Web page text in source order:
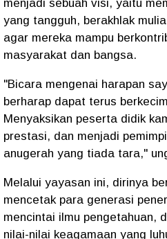
menjadi sebuah visi, yaitu
yang tangguh, berakhlak
agar mereka mampu
masyarakat dan bangsa.
"Bicara mengenai harapan
berharap dapat terus
Menyaksikan peserta didik
prestasi, dan menjadi
anugerah yang tiada tara,"
Melalui yayasan ini, dirinya
mencetak para generasi
mencintai ilmu pengetahuan,
nilai-nilai keagamaan yang